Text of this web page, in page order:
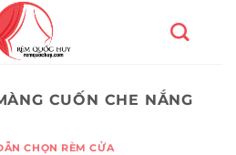
CUỐN CHE NẮNG
CHỌN RÈM CỬA